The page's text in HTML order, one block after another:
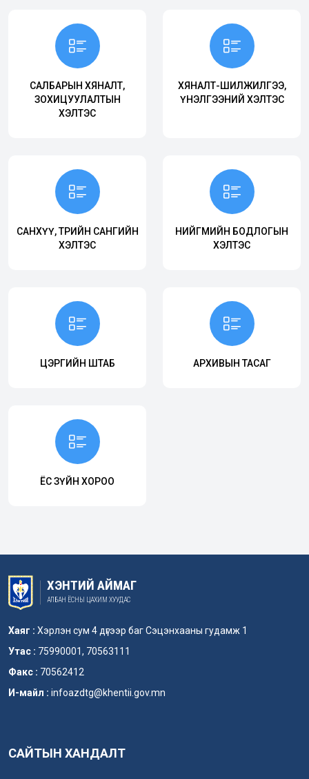
САЛБАРЫН ХЯНАЛТ,
ЗОХИЦУУЛАЛТЫН
ХЭЛТЭС
ХЯНАЛТ-ШИЛЖИЛГЭЭ,
ҮНЭЛГЭЭНИЙ ХЭЛТЭС
САНХҮҮ, ТӨРИЙН САНГИЙН
ХЭЛТЭС
НИЙГМИЙН БОДЛОГЫН
ХЭЛТЭС
ЦЭРГИЙН ШТАБ АРХИВЫН ТАСАГ
ЁС ЗҮЙН ХОРОО
ХЭНТИЙ АЙМАГ
АЛБАН ЁСНЫ ЦАХИМ ХУУДАС
Хаяг : Хэрлэн сум 4 дүгээр баг Сэцэнхааны гудамж 1
Утас : 75990001, 70563111
Факс : 70562412
И-майл : infoazdtg@khentii.gov.mn
САЙТЫН ХАНДАЛТ